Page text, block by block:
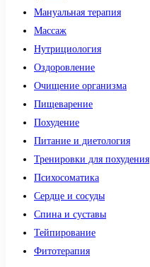
Мануальная терапия
Массаж
Нутрициология
Оздоровление
Очищение организма
Пищеварение
Похудение
Питание и диетология
Тренировки для похудения
Психосоматика
Сердце и сосуды
Спина и суставы
Тейпирование
Фитотерапия